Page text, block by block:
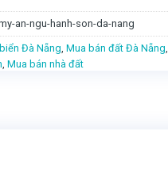
an-ngu-hanh-son-da-nang
Đà Nẵng, Mua bán đất Đà Nẵng,
, Mua bán nhà đất